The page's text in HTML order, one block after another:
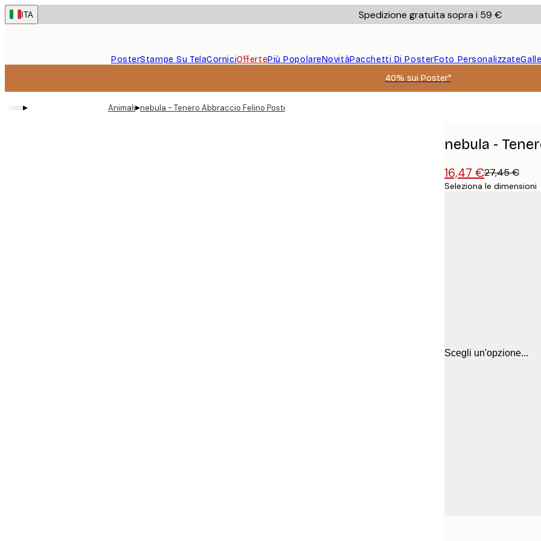
Skip
to
ITA Spedizione gratuita sopra i 59 €
PosterStampe Su TelaCorniciOffertePiù PopolareNovitàPacchetti Di PosterFoto Personalizzate
40% sui Poster*
▸ Animali▸nebula - Tenero Abbraccio Felino Poster
nebula -
16,47 €27,45 €
Seleziona le dimensioni
Scegli un'opzione...